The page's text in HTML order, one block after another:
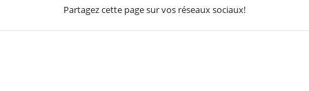
Partagez cette page sur vos réseaux sociaux!